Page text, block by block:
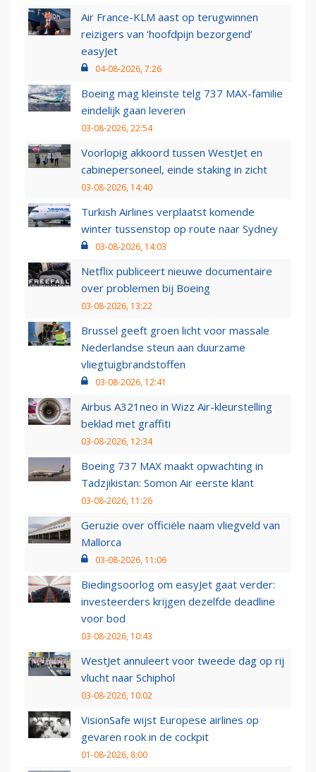
Air France-KLM aast op terugwinnen
reizigers van ‘hoofdpijn bezorgend’
easyJet
04-08-2026, 7:26
Boeing mag kleinste telg 737 MAX-familie
eindelijk gaan leveren
03-08-2026, 22:54
Voorlopig akkoord tussen WestJet en
cabinepersoneel, einde staking in zicht
03-08-2026, 14:40
Turkish Airlines verplaatst komende
winter tussenstop op route naar Sydney
03-08-2026, 14:03
Netflix publiceert nieuwe documentaire
over problemen bij Boeing
03-08-2026, 13:22
Brussel geeft groen licht voor massale
Nederlandse steun aan duurzame
vliegtuigbrandstoffen
03-08-2026, 12:41
Airbus A321neo in Wizz Air-kleurstelling
beklad met graffiti
03-08-2026, 12:34
Boeing 737 MAX maakt opwachting in
Tadzjikistan: Somon Air eerste klant
03-08-2026, 11:26
Geruzie over officiële naam vliegveld van
Mallorca
03-08-2026, 11:06
Biedingsoorlog om easyJet gaat verder:
investeerders krijgen dezelfde deadline
voor bod
03-08-2026, 10:43
WestJet annuleert voor tweede dag op rij
vlucht naar Schiphol
03-08-2026, 10:02
VisionSafe wijst Europese airlines op
gevaren rook in de cockpit
01-08-2026, 8:00